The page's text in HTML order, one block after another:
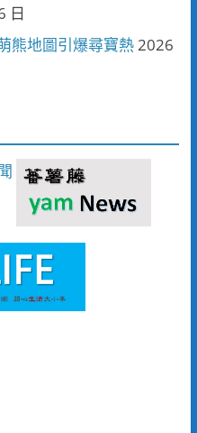
日
熊地圖引爆尋寶熱2026